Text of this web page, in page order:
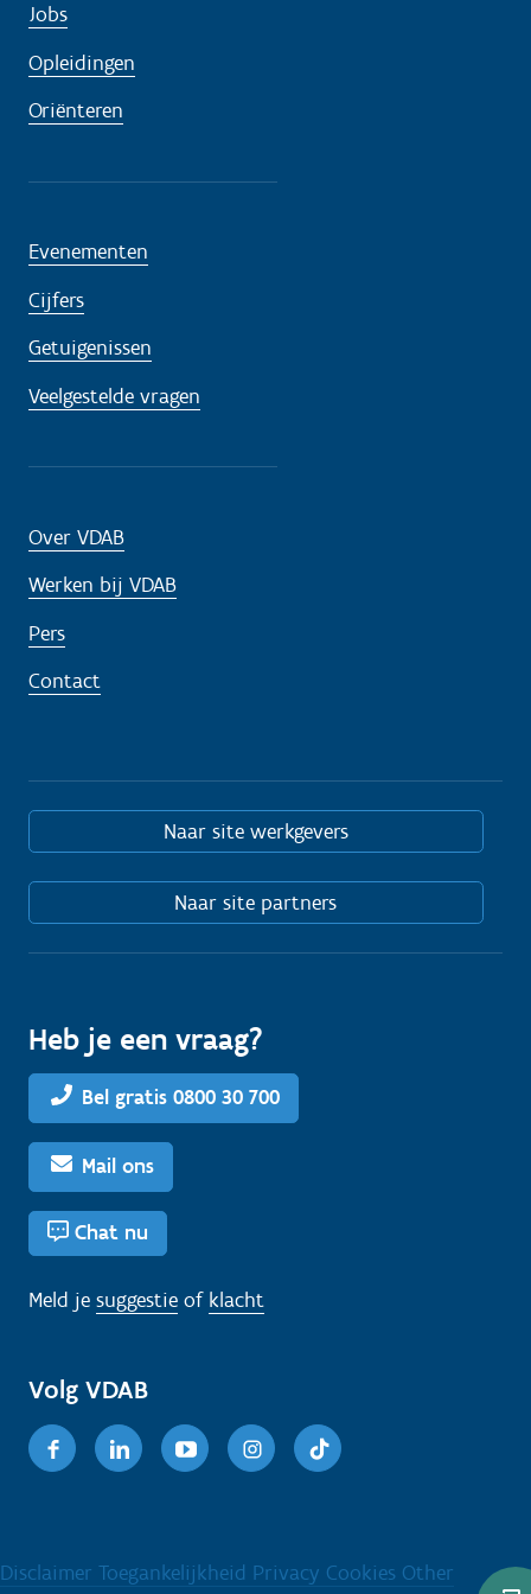
Jobs
Opleidingen
Oriënteren
Evenementen
Cijfers
Getuigenissen
Veelgestelde vragen
Over VDAB
Werken bij VDAB
Pers
Contact
Naar site werkgevers
Naar site partners
Heb je een vraag?
Bel gratis 0800 30 700
Mail ons
Chat nu
Meld je suggestie of klacht
Volg VDAB
FacebookLinkedinYoutubeInstagram
Disclaimer Toegankelijkheid Privacy Cookies Other